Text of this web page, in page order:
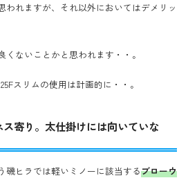
れますが、それ以外においてはデメリッ
ないことかと思われます・・。
スリムの使用は計画的に・・。
寄り。太仕掛けには向いていな
磯ヒラでは軽いミノーに該当するブローウ